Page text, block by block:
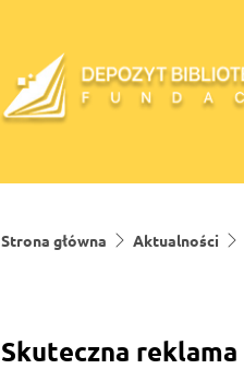
Strona główna Aktualności
Skuteczna reklama